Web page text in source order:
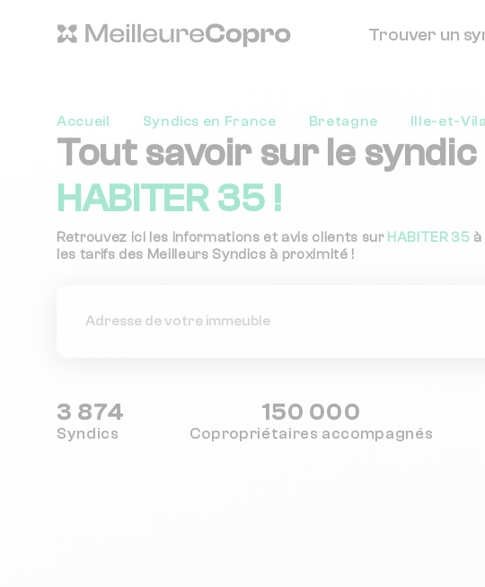
Trouver un
Accueil Syndics en France Bretagne Ille-et-
Tout savoir sur le syndic
HABITER 35 !
Retrouvez ici les informations et avis clients sur HABITER 35
les tarifs des Meilleurs Syndics à proximité !
3 874
Syndics
150 000
Copropriétaires accompagnés